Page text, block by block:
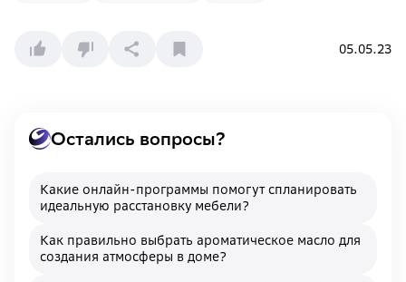
05.05.23
Остались вопросы?
Какие онлайн-программы помогут спланировать
идеальную расстановку мебели?
Как правильно выбрать ароматическое масло для
создания атмосферы в доме?